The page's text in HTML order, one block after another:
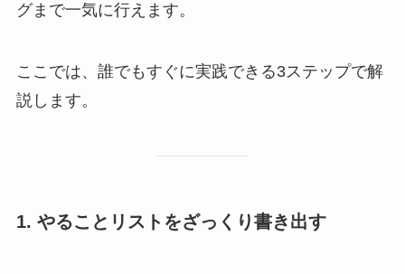
グまで一気に行えます。
ここでは、誰でもすぐに実践できる3ステップで解
説します。
1. やることリストをざっくり書き出す